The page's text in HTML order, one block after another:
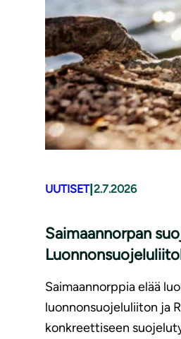
UUTISET|2.7.2026
Saimaannorpan
Saimaannorppia elää
luonnonsuojeluliiton ja
konkreettiseen